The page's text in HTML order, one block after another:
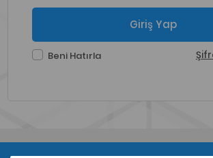
Giriş Yap
Beni Hatırla